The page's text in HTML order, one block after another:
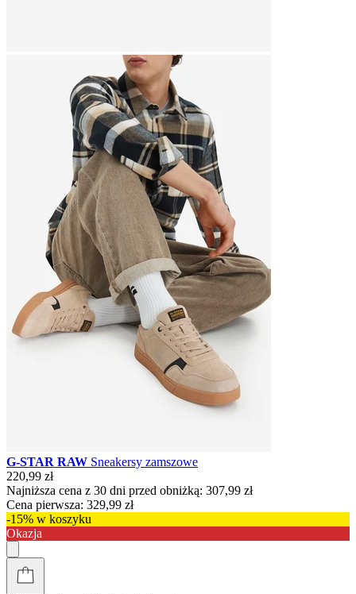
G-STAR RAW Sneakersy zamszowe
220,99 zł
Najniższa cena z 30 dni przed obniżką: 307,99 zł
Cena pierwsza: 329,99 zł
-15% w koszyku
Okazja